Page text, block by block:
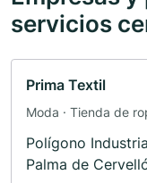
servicios
Prima Textil
Moda · Tienda de
Polígono
Palma de